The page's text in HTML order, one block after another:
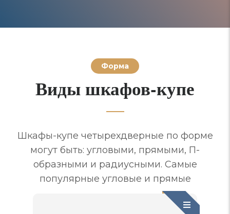
Форма
Виды шкафов-купе
Шкафы-купе четырехдверные по форме
могут быть: угловыми, прямыми, П-
образными и радиусными. Самые
популярные угловые и прямые